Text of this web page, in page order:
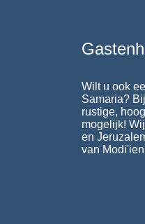
Wilt u ook
Samaria?
rustige,
mogelijk!
en
van